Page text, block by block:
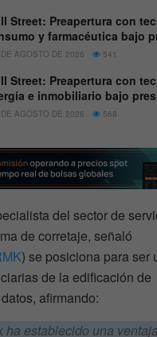
Street: Preapertura con
y farmacéutica bajo
AGOSTO DE 2026 541
Street: Preapertura con
e inmobiliario bajo
AGOSTO DE 2026 568
del sector de
de corretaje, señaló
) se posiciona para ser
de la edificación de
afirmando:
ha establecido una ventaja